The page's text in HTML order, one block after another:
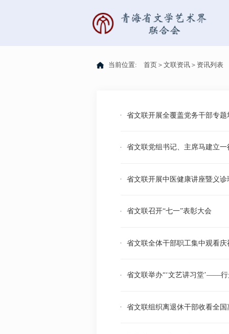
当前位置: 首页＞ 文联资讯＞ 资讯列表
省文联开展全覆盖党务干部专题
省文联党组书记、主席马建立
省文联开展中医健康讲座暨义诊
省文联召开“七一”表彰大会
省文联全体干部职工集中观看
省文联举办“‘文艺讲习堂’——
省文联组织离退休干部收看全